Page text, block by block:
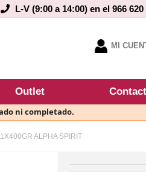
L-V (9:00 a 14:00) en el 966
MI
Outlet
ni completado.
ALPHA SPIRIT